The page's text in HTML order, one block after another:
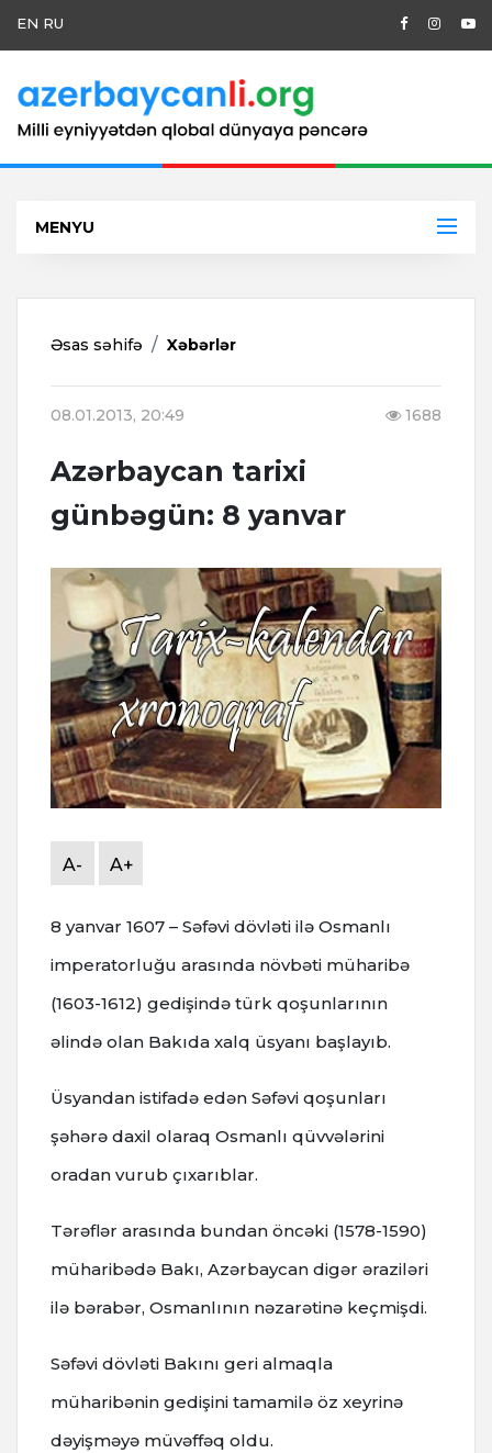
EN RU
MENYU
Əsas səhifə Xəbərlər
08.01.2013, 20:49 1688
Azərbaycan tarixi
günbəgün: 8 yanvar
A- A+
8 yanvar 1607 – Səfəvi dövləti ilə Osmanlı
imperatorluğu arasında növbəti müharibə
(1603-1612) gedişində türk qoşunlarının
əlində olan Bakıda xalq üsyanı başlayıb.
Üsyandan istifadə edən Səfəvi qoşunları
şəhərə daxil olaraq Osmanlı qüvvələrini
oradan vurub çıxarıblar.
Tərəflər arasında bundan öncəki (1578-1590)
müharibədə Bakı, Azərbaycan digər əraziləri
ilə bərabər, Osmanlının nəzarətinə keçmişdi.
Səfəvi dövləti Bakını geri almaqla
müharibənin gedişini tamamilə öz xeyrinə
dəyişməyə müvəffəq oldu.